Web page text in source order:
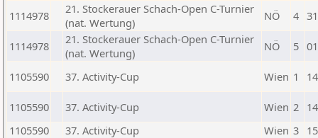
1114978
21. Stockerauer Schach-Open C-Turnier
(nat. Wertung)
NÖ 4
1114978
21. Stockerauer Schach-Open C-Turnier
(nat. Wertung)
NÖ 5
1105590 37. Activity-Cup Wien 1
1105590 37. Activity-Cup Wien 2
1105590
37. Activity-Cup Wien 3